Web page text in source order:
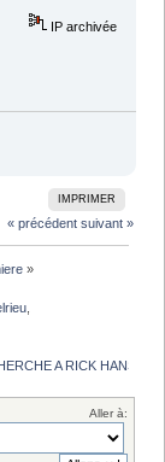
IP archivée
IMPRIMER
« précédent suivant »
»
A RICK HANSEN
Aller à: